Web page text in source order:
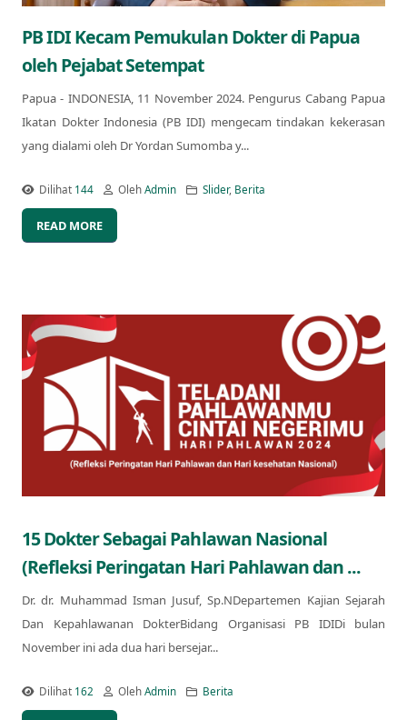
PB IDI Kecam Pemukulan Dokter di Papua
oleh Pejabat Setempat
Papua - INDONESIA, 11 November 2024. Pengurus Cabang Papua
Ikatan Dokter Indonesia (PB IDI) mengecam tindakan kekerasan
yang dialami oleh Dr Yordan Sumomba y...
Dilihat 144 OlehAdmin Slider, Berita
READ MORE
15 Dokter Sebagai Pahlawan Nasional
(Refleksi Peringatan Hari Pahlawan dan ...
Dr. dr. Muhammad Isman Jusuf, Sp.NDepartemen Kajian Sejarah
Dan Kepahlawanan DokterBidang Organisasi PB IDIDi bulan
November ini ada dua hari bersejar...
Dilihat 162 OlehAdmin Berita